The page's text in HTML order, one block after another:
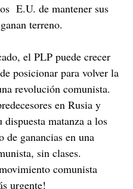
E.U. de mantener sus
terreno.
el PLP puede crecer
posicionar para volver la
revolución comunista.
en Rusia y
matanza a los
de ganancias en una
sin clases.
comunista
urgente!